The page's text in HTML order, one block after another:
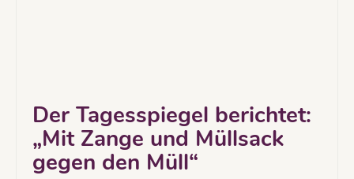
Der Tagesspiegel berichtet:
„Mit Zange und Müllsack
gegen den Müll“